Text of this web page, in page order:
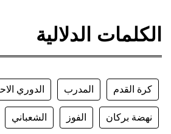
الكلمات الدلالية
كرة القدم المدرب الدوري
نهضة بركان الفوز الشعباني